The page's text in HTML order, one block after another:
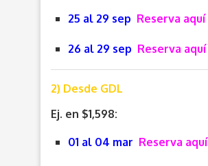
25 al 29 sep Reserva aquí
26 al 29 sep Reserva aquí
2) Desde GDL
Ej. en $1,598:
01 al 04 mar Reserva aquí